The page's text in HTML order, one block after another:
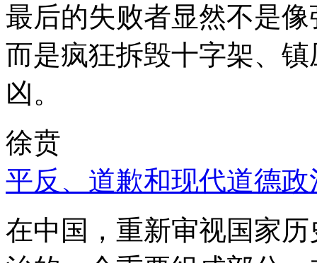
最后的失败者显然不是
而是疯狂拆毁十字架、
凶。
徐贲
平反、道歉和现代道德政
在中国，重新审视国家